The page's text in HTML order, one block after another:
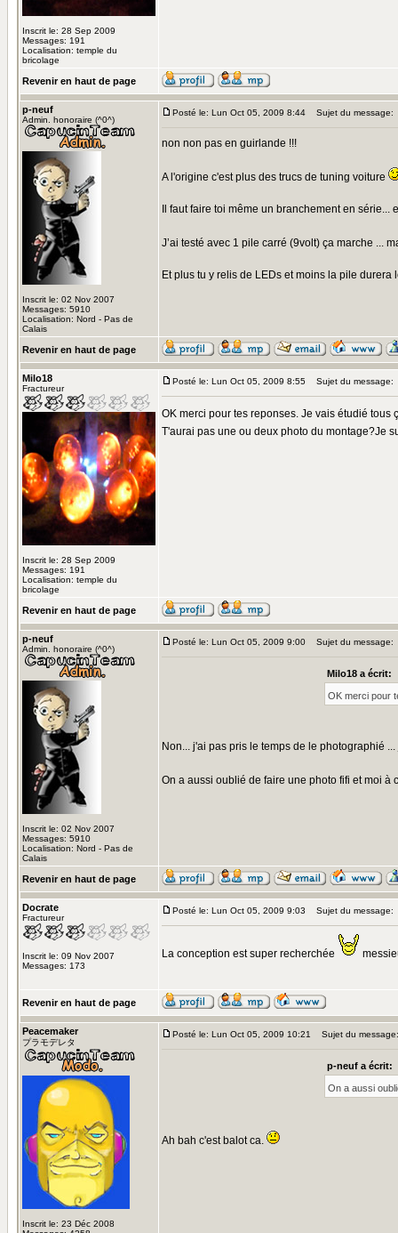
Inscrit le: 28 Sep 2009
Messages: 191
Localisation: temple du
bricolage
Revenir en haut de page
p-neuf
Admin. honoraire (^0^)
Inscrit le: 02 Nov 2007
Messages: 5910
Localisation: Nord - Pas de
Calais
Posté le: Lun Oct 05, 2009 8:44 Sujet du message:
non non pas en guirlande !!!
A l'origine c'est plus des trucs de tuning voiture
Il faut faire toi même un branchement en
J’ai testé avec 1 pile carré (9volt) ça marche ...
Et plus tu y relis de LEDs et moins la pile
Revenir en haut de page
Milo18
Fractureur
Inscrit le: 28 Sep 2009
Messages: 191
Localisation: temple du
bricolage
Posté le: Lun Oct 05, 2009 8:55 Sujet du message:
OK merci pour tes reponses. Je vais étudié tous
T'aurai pas une ou deux photo du montage?Je
Revenir en haut de page
p-neuf
Admin. honoraire (^0^)
Inscrit le: 02 Nov 2007
Messages: 5910
Localisation: Nord - Pas de
Calais
Posté le: Lun Oct 05, 2009 9:00 Sujet du message:
Milo18 a écrit:
OK merci pour
Non... j'ai pas pris le temps de le photographié
On a aussi oublié de faire une photo fifi et moi à
Revenir en haut de page
Docrate
Fractureur
Inscrit le: 09 Nov 2007
Messages: 173
Posté le: Lun Oct 05, 2009 9:03 Sujet du message:
La conception est super recherchée
Revenir en haut de page
Peacemaker
プラモデレタ
Inscrit le: 23 Déc 2008
Posté le: Lun Oct 05, 2009 10:21 Sujet du message:
p-neuf a écrit:
On a aussi
Ah bah c'est balot ca.